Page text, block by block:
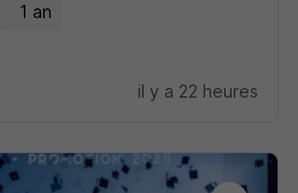
1 an
il y a 22 heures